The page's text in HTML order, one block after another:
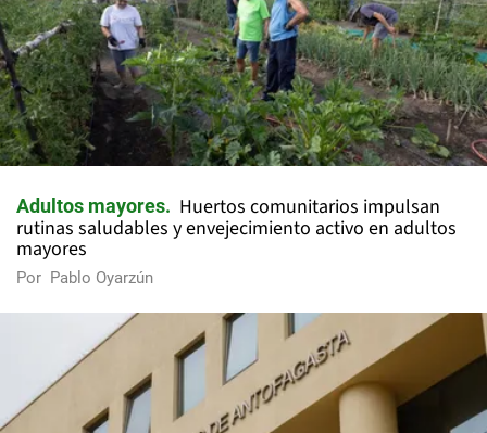
Adultos mayores
Huertos comunitarios impulsan
rutinas saludables y envejecimiento activo en adultos
mayores
Por Pablo Oyarzún